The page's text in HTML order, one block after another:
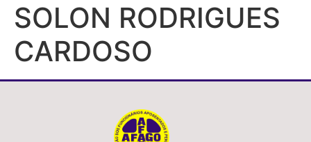
SOLON RODRIGUES
CARDOSO